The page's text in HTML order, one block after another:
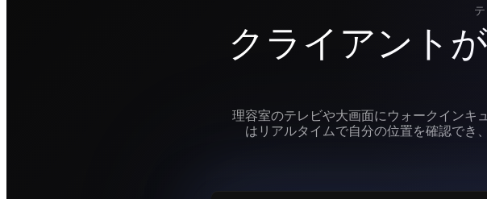
クライアント
理容室のテレビや大画面にウォークインキ
はリアルタイムで自分の位置を確認で